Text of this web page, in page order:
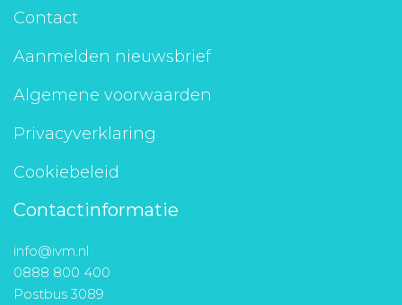
Contact
Aanmelden nieuwsbrief
Algemene voorwaarden
Privacyverklaring
Cookiebeleid
Contactinformatie
info@ivm.nl
0888 800 400
Postbus 3089